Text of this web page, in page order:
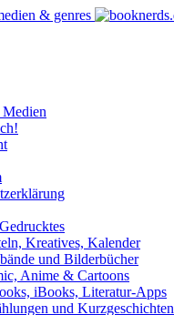
Kreatives, Kalender
und Bilderbücher
Anime & Cartoons
iBooks, Literatur-Apps
und Kurzgeschichten